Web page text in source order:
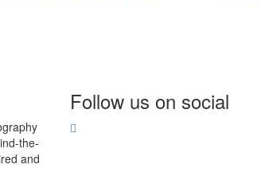
the-
and
Follow us on social